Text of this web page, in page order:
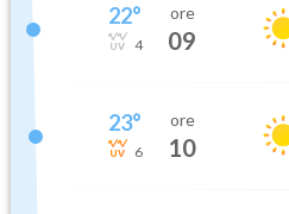
22°
4
ore
09
23°
6
ore
10